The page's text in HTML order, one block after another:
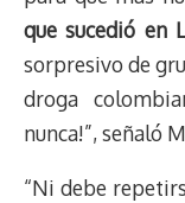
que sucedió en
sorpresivo de
droga
nunca!”, señaló
“Ni debe